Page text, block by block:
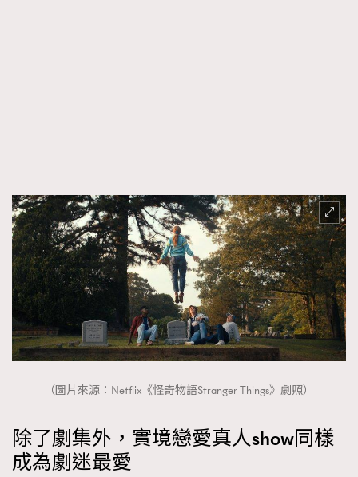
（圖片來源：Netflix《怪奇物語Stranger Things》劇照）
除了劇集外，實境戀愛真人show同樣
成為劇迷最愛